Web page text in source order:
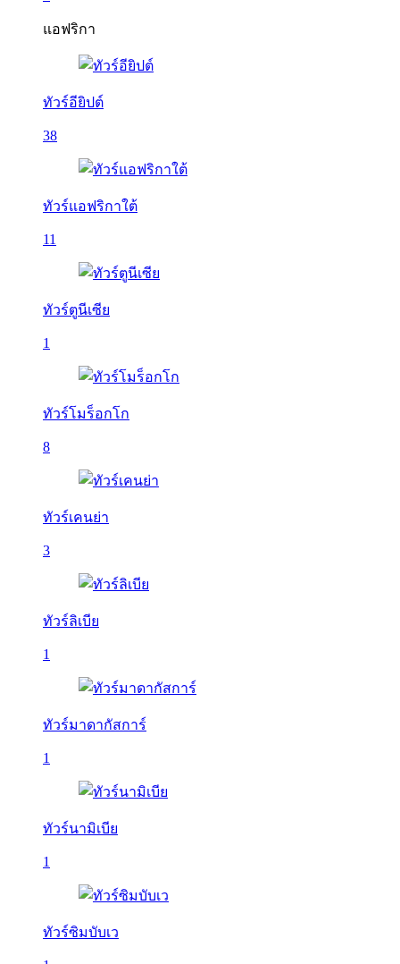
แอฟริกา
ทัวร์อียิปต์
38
ทัวร์แอฟริกาใต้
11
ทัวร์ตูนีเซีย
1
ทัวร์โมร็อกโก
8
ทัวร์เคนย่า
3
ทัวร์ลิเบีย
1
ทัวร์มาดากัสการ์
1
ทัวร์นามิเบีย
1
ทัวร์ซิมบับเว